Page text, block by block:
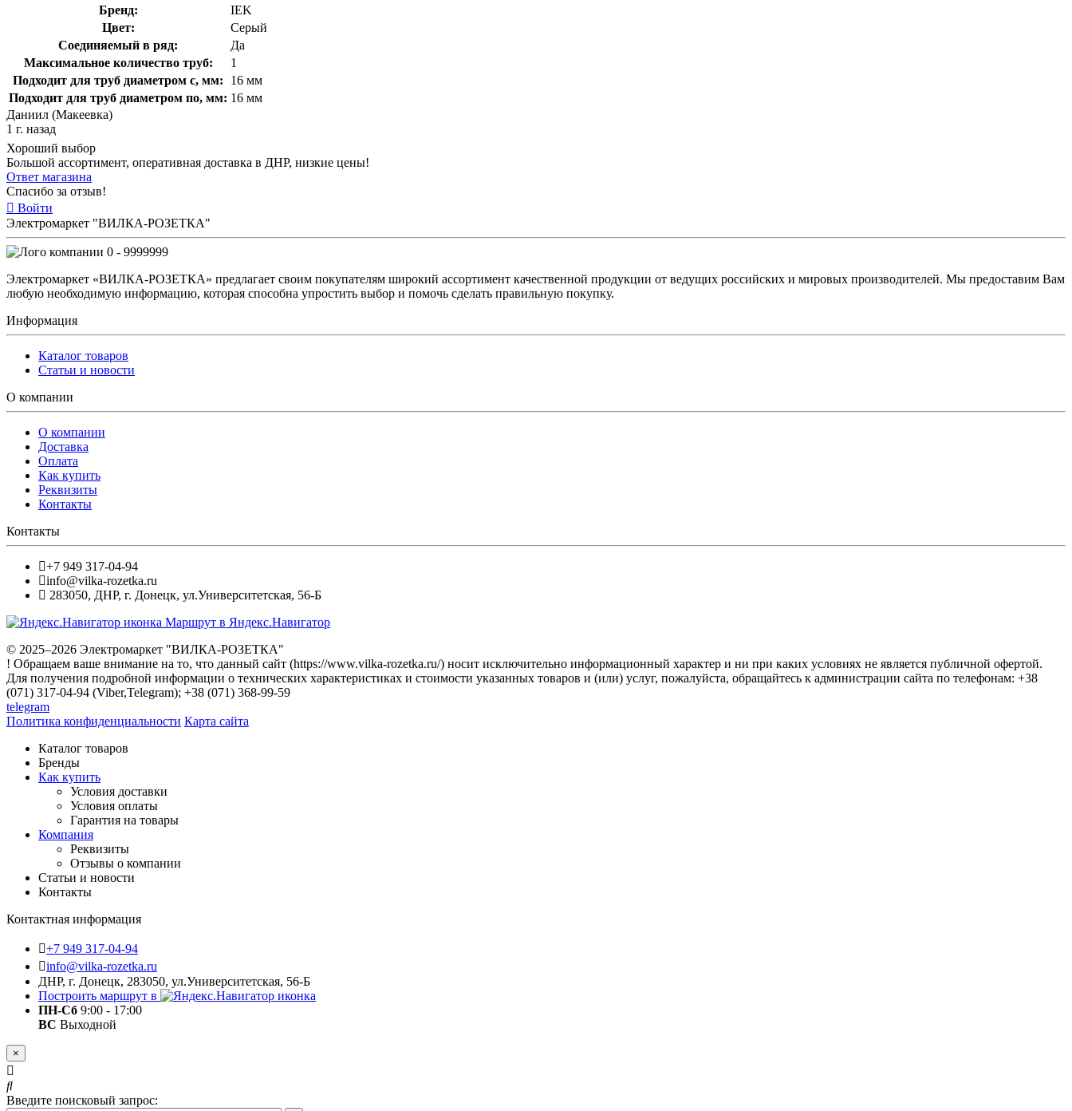
Бренд:
IEK
Цвет:
Серый
Соединяемый в ряд:
Да
Максимальное количество труб:
1
Подходит для труб диаметром с, мм:
16 мм
Подходит для труб диаметром по, мм: 16 мм
Даниил (Макеевка)
1 г. назад
Хороший выбор
Большой ассортимент, оперативная доставка в ДНР, низкие цены!
Ответ магазина
Спасибо за отзыв!
Войти
Электромаркет "ВИЛКА-РОЗЕТКА"
0 - 9999999
Электромаркет «ВИЛКА-РОЗЕТКА» предлагает своим покупателям широкий ассортимент качественной продукции от ведущих российских и мировых производителей. Мы предоставим Вам
любую необходимую информацию, которая способна упростить выбор и помочь сделать правильную покупку.
Информация
Каталог товаров
Статьи и новости
О компании
О компании
Доставка
Оплата
Как купить
Реквизиты
Контакты
Контакты
+7 949 317-04-94
info@vilka-rozetka.ru
283050, ДНР, г. Донецк, ул.Университетская, 56-Б
Маршрут в Яндекс.Навигатор
© 2025–2026 Электромаркет "ВИЛКА-РОЗЕТКА"
! Обращаем ваше внимание на то, что данный сайт (https://www.vilka-rozetka.ru/) носит исключительно информационный характер и ни при каких условиях не является публичной офертой.
Для получения подробной информации о технических характеристиках и стоимости указанных товаров и (или) услуг, пожалуйста, обращайтесь к администрации сайта по телефонам: +38
(071) 317-04-94 (Viber,Telegram); +38 (071) 368-99-59
telegram
Политика конфиденциальности Карта сайта
Каталог товаров
Бренды
Как купить
Условия доставки
Условия оплаты
Гарантия на товары
Компания
Реквизиты
Отзывы о компании
Статьи и новости
Контакты
Контактная информация
+7 949 317-04-94
info@vilka-rozetka.ru
ДНР, г. Донецк, 283050, ул.Университетская, 56-Б
Построить маршрут в
ПН-Сб 9:00 - 17:00
ВС Выходной
×
Введите поисковый запрос: